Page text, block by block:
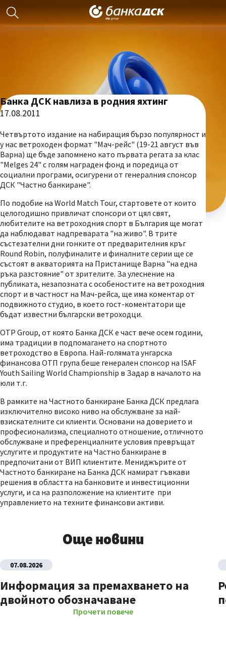
Банка ДСК навлиза в родния яхтинг
17.08.2011
Четвъртото издание на набиращия бързо популярност и
у нас ветроходен формат "Мач-рейс" (19-21 август във
Варна) ще бъде запомнено като първата регата за клас
"Melges 24" с голям награден фонд и поредица от
социални програми, осигурени от генералния спонсор
ДСК "Частно банкиране".
По подобие на World Match Tour, стартовете от които
целогодишно привличат спонсори от цял свят,
любителите на ветроходния спорт в България ще могат
да наблюдават надпреварата "на живо". В трите
състезателни дни гонките от предварителния кръг
Round Robin, полуфиналите и финалните серии ще се
състоят в акваторията на Пристанище Варна "на една
ръка разстояние" от зрителите. За улеснение на
публиката, незапозната с особеностите на ветроходния
спорт и в частност на Мач-рейса, ще има коментар от
подвижното студио, в което гост-коментатори ще
бъдат известни български ветроходци.
OTP Group, от която Банка ДСК е част вече осем години,
има традиции в подпомагането на спортното
ветроходство в Европа. Най-голямата унгарска
финансова ОТП група беше генерален спонсор на ISAF
Youth Sailing World Championship в Задар в началото на
юли т.г.
В рамките на Частното банкиране Банка ДСК предлага
изключително високо ниво на обслужване за най-
взискателните си клиенти. Основани на доверието и
професионализма, специалното отношение, отличното
обслужване и преференциалните условия превръщат
услугите и продуктите на Частно банкиране в
предпочитани от ВИП клиентите. Мениджърите от
Частното банкиране на Банка ДСК намират гъвкави
решения в областта на банковите и инвестиционни
услуги, и са на разположение на клиентите при
управлението на техните финансови активи.
Още новини
07.08.2026
Информация за премахването на
двойното обозначаване
Прочети повече